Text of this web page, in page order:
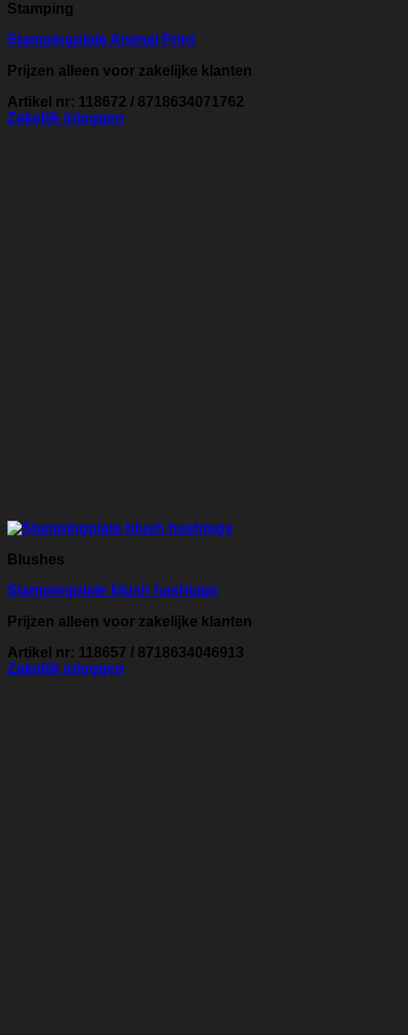
Stamping
Stampingplate Animal Print
Prijzen alleen voor zakelijke klanten
Artikel nr: 118672 / 8718634071762
Zakelijk inloggen
Blushes
Stampingplate blush hashtags
Prijzen alleen voor zakelijke klanten
Artikel nr: 118657 / 8718634046913
Zakelijk inloggen